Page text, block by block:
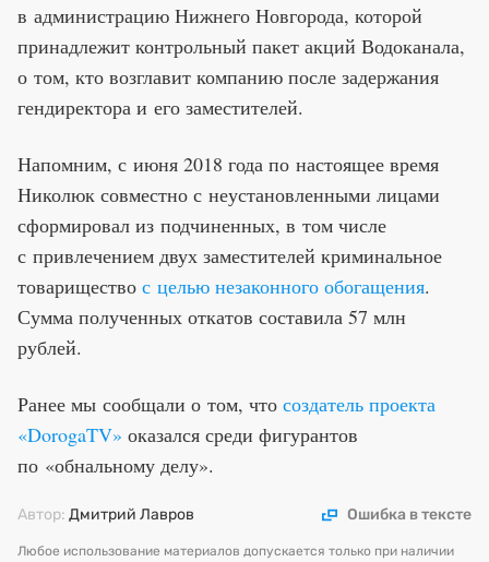
в администрацию Нижнего Новгорода, которой
принадлежит контрольный пакет акций Водоканала,
о том, кто возглавит компанию после задержания
гендиректора и его заместителей.
Напомним, с июня 2018 года по настоящее время
Николюк совместно с неустановленными лицами
сформировал из подчиненных, в том числе
с привлечением двух заместителей криминальное
товарищество с целью незаконного обогащения.
Сумма полученных откатов составила 57 млн
рублей.
Ранее мы сообщали о том, что создатель проекта
«DorogaTV» оказался среди фигурантов
по «обнальному делу».
Автор: Дмитрий Лавров Ошибка в тексте
Любое использование материалов допускается только при наличии